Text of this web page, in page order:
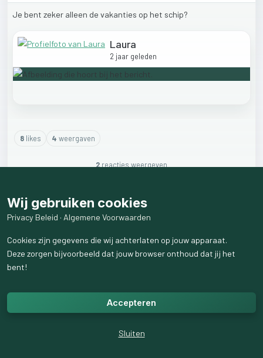
Je bent zeker alleen de vakanties op het schip?
Laura
2 jaar geleden
8likes 4 weergaven
2 reacties weergeven
Wij gebruiken cookies
Privacy Beleid · Algemene Voorwaarden
Cookies zijn gegevens die wij achterlaten op jouw apparaat.
Deze zorgen bijvoorbeeld dat jouw browser onthoud dat jij het
bent!
Accepteren
Sluiten